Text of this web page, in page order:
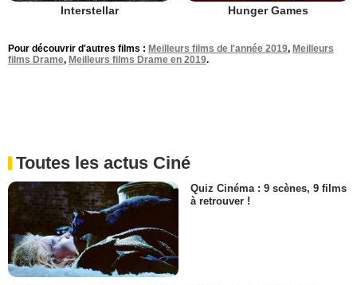
Interstellar Hunger Games
Pour découvrir d'autres films : Meilleurs films de l'année 2019, Meilleurs
films Drame, Meilleurs films Drame en 2019.
Toutes les actus Ciné
Quiz Cinéma : 9 scènes, 9 films
à retrouver !